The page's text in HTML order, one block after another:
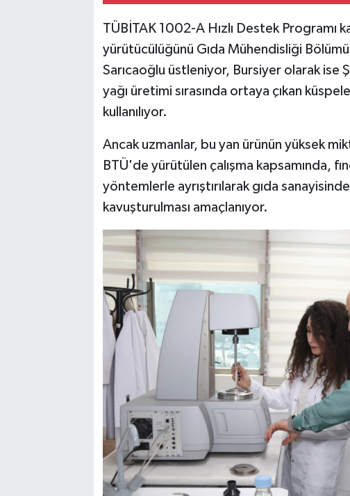
TÜBİTAK 1002-A Hızlı Destek Programı
yürütücülüğünü Gıda Mühendisliği
Sarıcaoğlu üstleniyor, Bursiyer olarak ise
yağı üretimi sırasında ortaya çıkan
kullanılıyor.
Ancak uzmanlar, bu yan ürünün yüksek
BTÜ'de yürütülen çalışma kapsamında,
yöntemlerle ayrıştırılarak gıda
kavuşturulması amaçlanıyor.